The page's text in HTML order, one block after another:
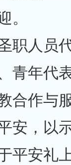
。
职人员
青年代
合作与
安，以
平安礼